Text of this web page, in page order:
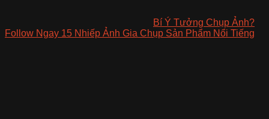
Bí Ý Tưởng Chụp Ảnh?
Follow Ngay 15 Nhiếp Ảnh Gia Chụp Sản Phẩm Nổi Tiếng